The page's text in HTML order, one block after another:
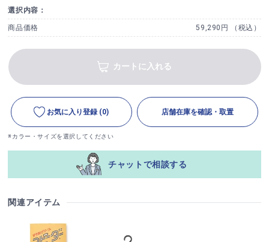
選択内容：
商品価格 59,290円 （税込）
カートに入れる
お気に入り登録 (0) 店舗在庫を確認・取置
※カラー・サイズを選択してください
チャットで相談する
関連アイテム